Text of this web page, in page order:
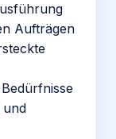
Aufträgen
und